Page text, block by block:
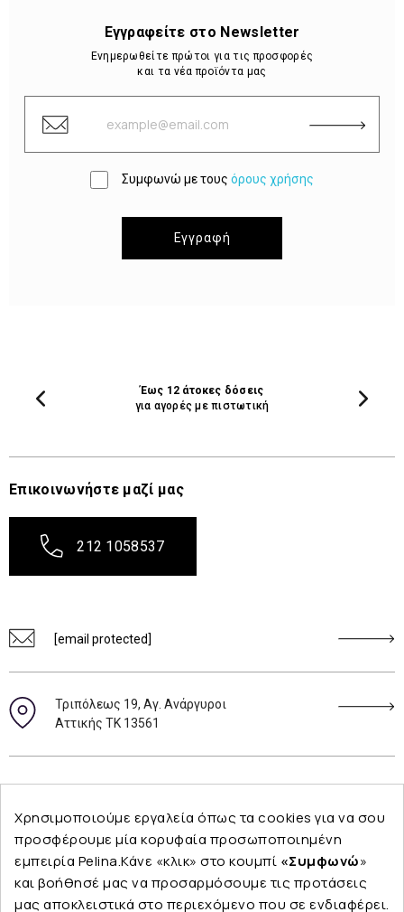
Εγγραφείτε στο Newsletter
Ενημερωθείτε πρώτοι για τις προσφορές
και τα νέα προϊόντα μας
Συμφωνώ με τους όρους χρήσης
Εγγραφή
Έως 12 άτοκες δόσεις
για αγορές με πιστωτική
Επικοινωνήστε μαζί μας
212 1058537
[email protected]
Τριπόλεως 19, Αγ. Ανάργυροι
Αττικής ΤΚ 13561
Εταιρεία
Χρησιμοποιούμε εργαλεία όπως τα cookies για να σου
προσφέρουμε μία κορυφαία προσωποποιημένη
εμπειρία Pelina.Κάνε «κλικ» στο κουμπί «Συμφωνώ»
και βοήθησέ μας να προσαρμόσουμε τις προτάσεις
μας αποκλειστικά στο περιεχόμενο που σε ενδιαφέρει.